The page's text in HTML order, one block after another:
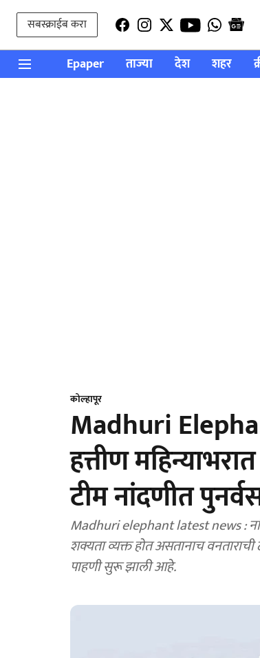
सबस्क्राईब करा
Epaper ताज्या देश शहर
कोल्हापूर
Madhuri
हत्तीण
टीम नांदणीत
Madhuri elephant latest news :
शक्यता व्यक्त होत असतानाच वनताराची
पाहणी सुरू झाली आहे.